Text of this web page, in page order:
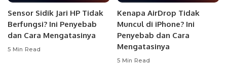
Sensor Sidik Jari HP Tidak
Berfungsi? Ini Penyebab
dan Cara Mengatasinya
5 Min Read
Kenapa AirDrop Tidak
Muncul di iPhone? Ini
Penyebab dan Cara
Mengatasinya
5 Min Read